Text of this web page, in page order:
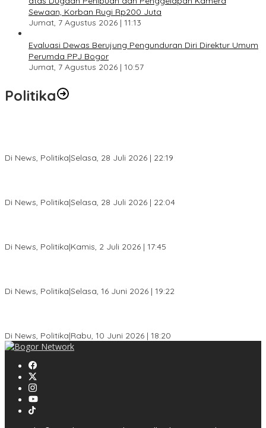
Sewaan, Korban Rugi Rp200 Juta
Jumat, 7 Agustus 2026 | 11:13
Evaluasi Dewas Berujung Pengunduran Diri Direktur Umum
Perumda PPJ Bogor
Jumat, 7 Agustus 2026 | 10:57
Politika
Di News, Politika|Selasa, 28 Juli 2026 | 22:19
Di News, Politika|Selasa, 28 Juli 2026 | 22:04
Di News, Politika|Kamis, 2 Juli 2026 | 17:45
Di News, Politika|Selasa, 16 Juni 2026 | 19:22
Di News, Politika|Rabu, 10 Juni 2026 | 18:20